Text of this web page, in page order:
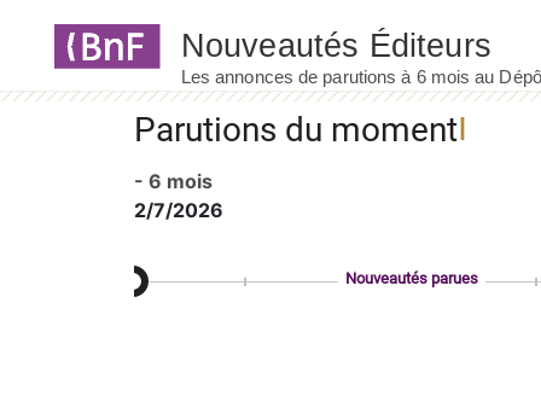
Parutions du moment
- 6 mois
2/7/2026
Nouveautés parues